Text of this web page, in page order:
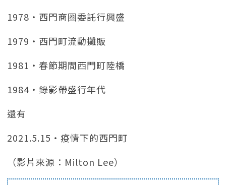
1978‧西門商圈委託行興盛
1979‧西門町流動攤販
1981‧春節期間西門町陸橋
1984‧錄影帶盛行年代
還有
2021.5.15‧疫情下的西門町
（影片來源：Milton Lee）